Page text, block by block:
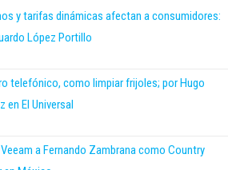
y tarifas dinámicas afectan a consumidores:
López Portillo
telefónico, como limpiar frijoles; por Hugo
en El Universal
Veeam a Fernando Zambrana como Country